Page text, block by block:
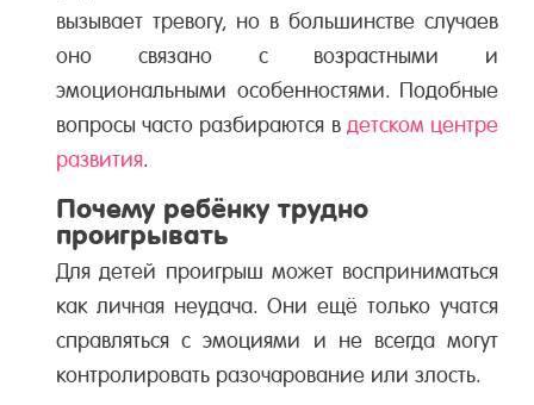
вызывает тревогу, но в большинстве случаев
оно связано с возрастными и
эмоциональными особенностями. Подобные
вопросы часто разбираются в детском центре
развития.
Почему ребёнку трудно
проигрывать
Для детей проигрыш может восприниматься
как личная неудача. Они ещё только учатся
справляться с эмоциями и не всегда могут
контролировать разочарование или злость.